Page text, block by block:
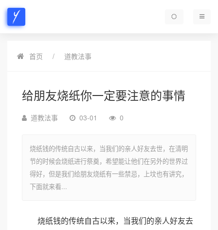
首页 道教法事
给朋友烧纸你一定要注意的事情
道教法事 03-01 0
烧纸钱的传统自古以来，当我们的亲人好友去世，在清明
节的时候会烧纸进行祭奠，希望能让他们在另外的世界过
得好，但是我们给朋友烧纸有一些禁忌，上坟也有讲究，
下面就来看...
烧纸钱的传统自古以来，当我们的亲人好友去